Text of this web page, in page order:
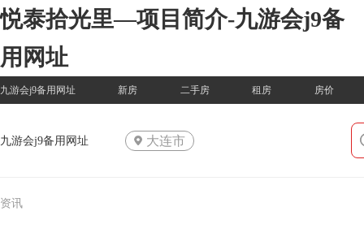
悦泰拾光里—项目简介-九游会j9备
用网址
九游会j9备用网址 新房 二手房 租房 房价
九游会j9备用网址 大连市
资讯